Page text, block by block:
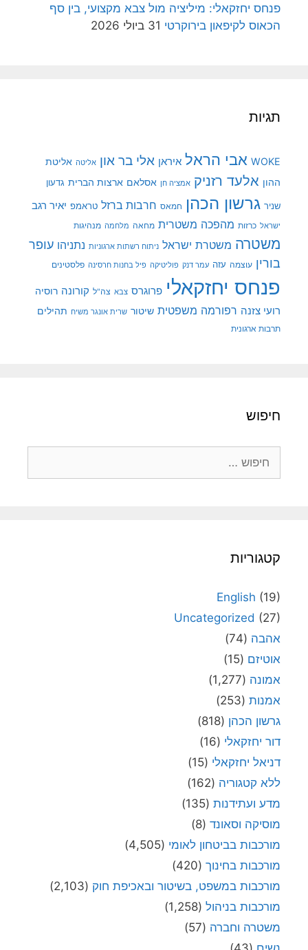
פנחס יחזקאלי: מיליציה מול צבא מקצועי, בין סף
הכאוס לקיפאון בירוקרטי 31 ביולי 2026
תגיות
WOKE אבי הראל איראן אלי בר און אליטה אליטת
ההון אלעד רזניק אמציה חן אסלאם ארצות הברית גדעון
שניר גרשון הכהן חמאס חרבות ברזל טראמפ יאיר רגב
ישראל כרזות מהפכה משטרית מחאה מלחמה מנהיגות
משטרה משטרת ישראל ניתוח רשתות ארגוניות נתניהו עופר
בורין עוצמה עזה עמר דנק פוליטיקה פיל בחנות חרסינה פלסטינים
פנחס יחזקאלי פרוגרס צבא צה"ל קורונה רוסיה
רועי צזנה רפורמה משפטית שיטור שרית אונגר משיח תהילים
תרבות ארגונית
חיפוש
קטגוריות
English (19)
Uncategorized (27)
אהבה (74)
אוטיזם (15)
אמונה (1,277)
אמנות (253)
גרשון הכהן (818)
דור יחזקאלי (16)
דניאל יחזקאלי (15)
ללא קטגוריה (162)
מדע ועתידנות (135)
מוסיקה וסאונד (8)
מורכבות בביטחון לאומי (4,505)
מורכבות בחינוך (420)
מורכבות במשפט, בשיטור ובאכיפת חוק (2,103)
מורכבות בניהול (1,258)
משטרה וחברה (57)